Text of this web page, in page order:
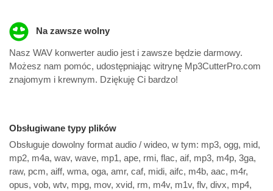
Na zawsze wolny
Nasz WAV konwerter audio jest i zawsze będzie darmowy.
Możesz nam pomóc, udostępniając witrynę Mp3CutterPro.com
znajomym i krewnym. Dziękuję Ci bardzo!
Obsługiwane typy plików
Obsługuje dowolny format audio / wideo, w tym: mp3, ogg, mid,
mp2, m4a, wav, wave, mp1, ape, rmi, flac, aif, mp3, m4p, 3ga,
raw, pcm, aiff, wma, oga, amr, caf, midi, aifc, m4b, aac, m4r,
opus, vob, wtv, mpg, mov, xvid, rm, m4v, m1v, flv, divx, mp4,